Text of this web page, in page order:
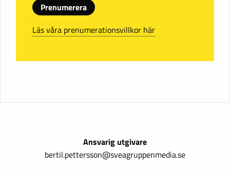
Prenumerera
Läs våra prenumerationsvillkor här
Ansvarig utgivare
bertil.pettersson@sveagruppenmedia.se